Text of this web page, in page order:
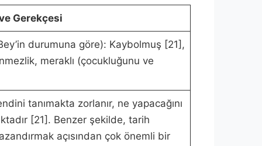
Gerekçesi
durumuna göre): Kaybolmuş [21],
meraklı (çocukluğunu ve
tanımakta zorlanır, ne yapacağını
[21]. Benzer şekilde, tarih
açısından çok önemli bir